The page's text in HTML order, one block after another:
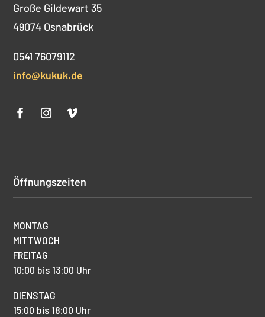
Große Gildewart 35
49074 Osnabrück
0541 76079112
info@kukuk.de
Öffnungszeiten
MONTAG
MITTWOCH
FREITAG
10:00 bis 13:00 Uhr
DIENSTAG
15:00 bis 18:00 Uhr